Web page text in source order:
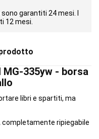
garantiti 24 mesi. I
12 mesi.
335yw - borsa
libri e spartiti, ma
completamente ripiegabile